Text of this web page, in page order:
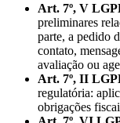
Art. 7º, V
preliminares
parte, a pedido
contato,
avaliação ou
Art. 7º, II
regulatória:
obrigações